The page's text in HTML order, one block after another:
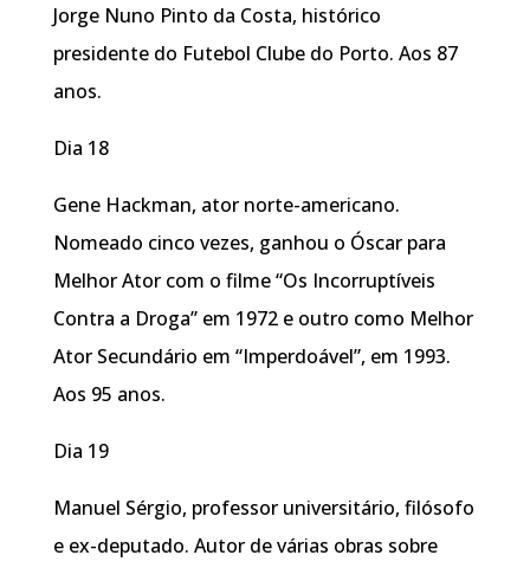
Jorge Nuno Pinto da Costa, histórico
presidente do Futebol Clube do Porto. Aos 87
anos.
Dia 18
Gene Hackman, ator norte-americano.
Nomeado cinco vezes, ganhou o Óscar para
Melhor Ator com o filme “Os Incorruptíveis
Contra a Droga” em 1972 e outro como Melhor
Ator Secundário em “Imperdoável”, em 1993.
Aos 95 anos.
Dia 19
Manuel Sérgio, professor universitário, filósofo
e ex-deputado. Autor de várias obras sobre